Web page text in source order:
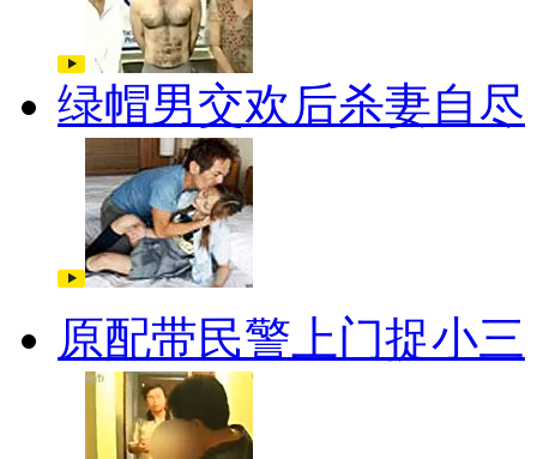
绿帽男交欢后杀妻自尽
原配带民警上门捉小三